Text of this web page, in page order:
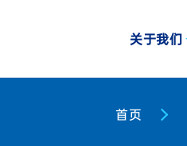
关于我们
首页